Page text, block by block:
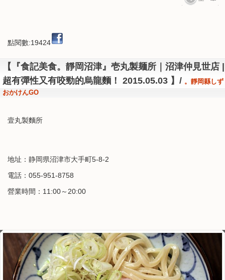
點閱數:19424
【『食記美食。靜岡沼津』壱丸製麺所｜沼津仲見世店 |
超有彈性又有咬勁的烏龍麵！ 2015.05.03 】/ 。靜岡縣しず
おかけんGO
壹丸製麵所
地址：静岡県沼津市大手町5-8-2
電話：055-951-8758
營業時間：11:00～20:00